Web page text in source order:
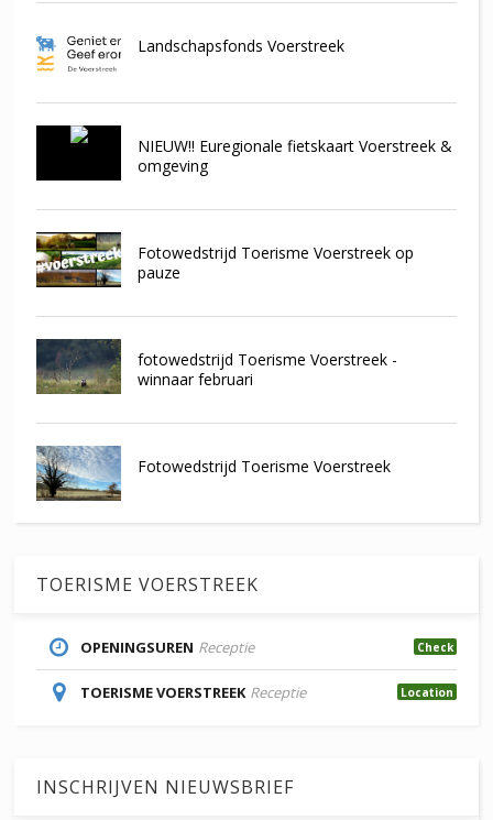
Landschapsfonds Voerstreek
NIEUW!! Euregionale fietskaart Voerstreek &
omgeving
Fotowedstrijd Toerisme Voerstreek op
pauze
fotowedstrijd Toerisme Voerstreek -
winnaar februari
Fotowedstrijd Toerisme Voerstreek
TOERISME VOERSTREEK
OPENINGSUREN Receptie Check
TOERISME VOERSTREEK Receptie Location
INSCHRIJVEN NIEUWSBRIEF